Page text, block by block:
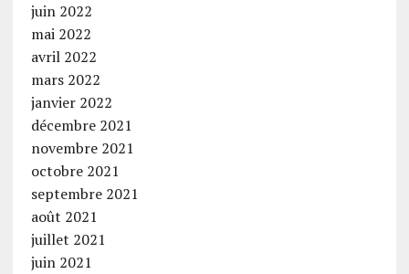
juin 2022
mai 2022
avril 2022
mars 2022
janvier 2022
décembre 2021
novembre 2021
octobre 2021
septembre 2021
août 2021
juillet 2021
juin 2021